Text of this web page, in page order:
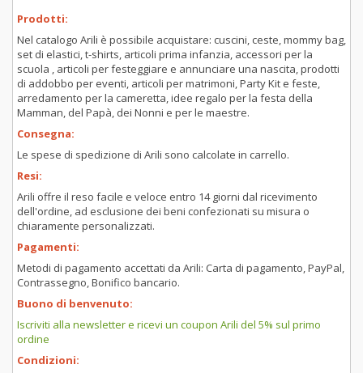
Prodotti:
Nel catalogo Arili è possibile acquistare: cuscini, ceste, mommy bag,
set di elastici, t-shirts, articoli prima infanzia, accessori per la
scuola , articoli per festeggiare e annunciare una nascita, prodotti
di addobbo per eventi, articoli per matrimoni, Party Kit e feste,
arredamento per la cameretta, idee regalo per la festa della
Mamman, del Papà, dei Nonni e per le maestre.
Consegna:
Le spese di spedizione di Arili sono calcolate in carrello.
Resi:
Arili offre il reso facile e veloce entro 14 giorni dal ricevimento
dell'ordine, ad esclusione dei beni confezionati su misura o
chiaramente personalizzati.
Pagamenti:
Metodi di pagamento accettati da Arili: Carta di pagamento, PayPal,
Contrassegno, Bonifico bancario.
Buono di benvenuto:
Iscriviti alla newsletter e ricevi un coupon Arili del 5% sul primo
ordine
Condizioni: